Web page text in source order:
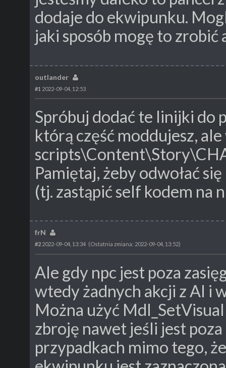
dodaje do ekwipunku.
jaki sposób mogę to zrobić
outlander
#1 2022-09-04, 12:53
Spróbuj dodać te linijki do
którą część moddujesz,
Pamiętaj, żeby odwołać
(tj. zastąpić self kodem na
frN
#2 2022-09-04, 13:34 (Ostatnia zmiana: 2022-09-04, 13:52)
Ale gdy npc jest poza
wtedy żadnych akcji z AI i
Można użyć
zbroję nawet jeśli jest
przypadkach mimo tego,